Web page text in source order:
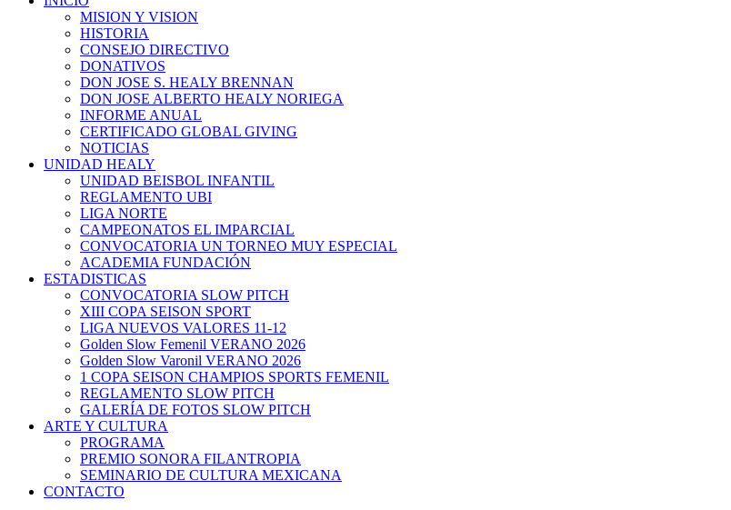
MISION Y VISION
HISTORIA
CONSEJO DIRECTIVO
DONATIVOS
DON JOSE S. HEALY BRENNAN
DON JOSE ALBERTO HEALY NORIEGA
INFORME ANUAL
CERTIFICADO GLOBAL GIVING
NOTICIAS
UNIDAD HEALY
UNIDAD BEISBOL INFANTIL
REGLAMENTO UBI
LIGA NORTE
CAMPEONATOS EL IMPARCIAL
CONVOCATORIA UN TORNEO MUY ESPECIAL
ACADEMIA FUNDACIÓN
ESTADISTICAS
CONVOCATORIA SLOW PITCH
XIII COPA SEISON SPORT
LIGA NUEVOS VALORES 11-12
Golden Slow Femenil VERANO 2026
Golden Slow Varonil VERANO 2026
1 COPA SEISON CHAMPIOS SPORTS FEMENIL
REGLAMENTO SLOW PITCH
GALERÍA DE FOTOS SLOW PITCH
ARTE Y CULTURA
PROGRAMA
PREMIO SONORA FILANTROPIA
SEMINARIO DE CULTURA MEXICANA
CONTACTO